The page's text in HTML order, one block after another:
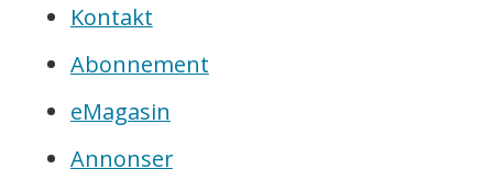
Kontakt
Abonnement
eMagasin
Annonser